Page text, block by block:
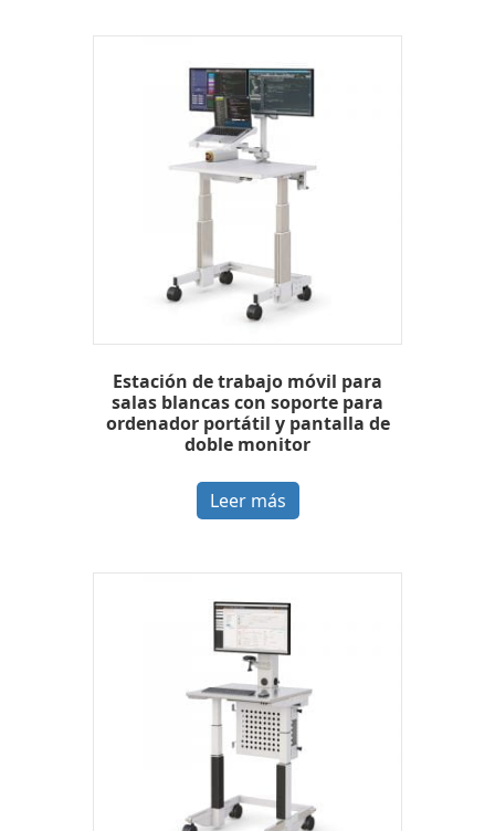
Estación de trabajo móvil para
salas blancas con soporte para
ordenador portátil y pantalla de
doble monitor
Leer más